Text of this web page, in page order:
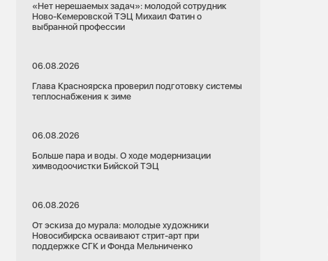
«Нет нерешаемых задач»: молодой сотрудник
Ново-Кемеровской ТЭЦ Михаил Фатин о
выбранной профессии
06.08.2026
Глава Красноярска проверил подготовку системы
теплоснабжения к зиме
06.08.2026
Больше пара и воды. О ходе модернизации
химводоочистки Бийской ТЭЦ
06.08.2026
От эскиза до мурала: молодые художники
Новосибирска осваивают стрит-арт при
поддержке СГК и Фонда Мельниченко